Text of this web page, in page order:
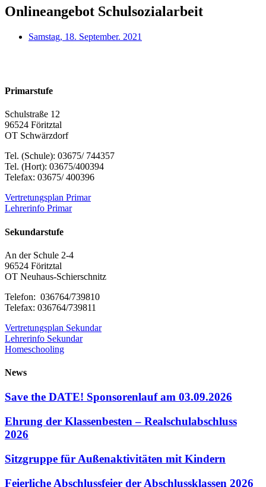
Onlineangebot Schulsozialarbeit
Samstag, 18. September. 2021
Primarstufe
Schulstraße 12
96524 Föritztal
OT Schwärzdorf
Tel. (Schule): 03675/ 744357
Tel. (Hort): 03675/400394
Telefax: 03675/ 400396
Vertretungsplan Primar
Lehrerinfo Primar
Sekundarstufe
An der Schule 2-4
96524 Föritztal
OT Neuhaus-Schierschnitz
Telefon: 036764/739810
Telefax: 036764/739811
Vertretungsplan Sekundar
Lehrerinfo Sekundar
Homeschooling
News
Save the DATE! Sponsorenlauf am 03.09.2026
Ehrung der Klassenbesten – Realschulabschluss
2026
Sitzgruppe für Außenaktivitäten mit Kindern
Feierliche Abschlussfeier der Abschlussklassen 2026